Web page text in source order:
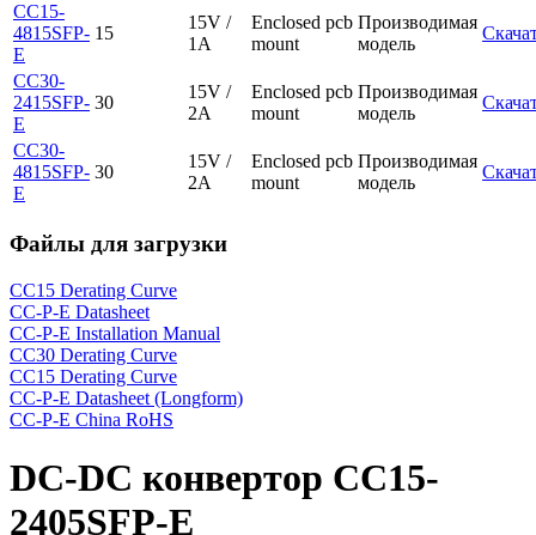
CC15-
4815SFP-
E
15
15V /
1A
Enclosed pcb
mount
Производимая
модель
CC30-
2415SFP-
E
30
15V /
2A
Enclosed pcb
mount
Производимая
модель
CC30-
4815SFP-
E
30
15V /
2A
Enclosed pcb
mount
Производимая
модель
Файлы для загрузки
CC15 Derating Curve
CC-P-E Datasheet
CC-P-E Installation Manual
CC30 Derating Curve
CC15 Derating Curve
CC-P-E Datasheet (Longform)
CC-P-E China RoHS
DC-DC конвертор CC15-
2405SFP-E